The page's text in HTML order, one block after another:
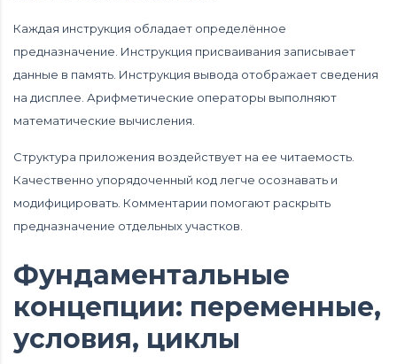
Каждая инструкция обладает определённое
предназначение. Инструкция присваивания записывает
данные в память. Инструкция вывода отображает сведения
на дисплее. Арифметические операторы выполняют
математические вычисления.
Структура приложения воздействует на ее читаемость.
Качественно упорядоченный код легче осознавать и
модифицировать. Комментарии помогают раскрыть
предназначение отдельных участков.
Фундаментальные
концепции: переменные,
условия, циклы